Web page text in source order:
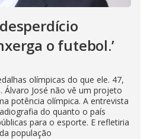
o futebol.’
olímpicas do que ele. 47,
Álvaro José não vê um projeto
potência olímpica. A entrevista
do quanto o país
para o esporte. E refletiria
população